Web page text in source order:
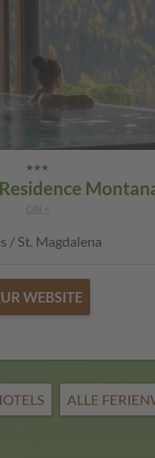
CIN +
/ St. Magdalena
WEBSITE
ALLE